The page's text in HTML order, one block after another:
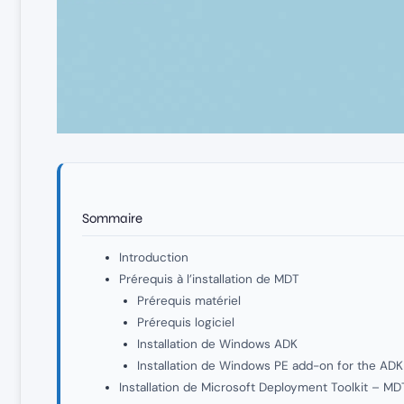
Sommaire
Introduction
Prérequis à l’installation de MDT
Prérequis matériel
Prérequis logiciel
Installation de Windows ADK
Installation de Windows PE add-on for the ADK
Installation de Microsoft Deployment Toolkit –